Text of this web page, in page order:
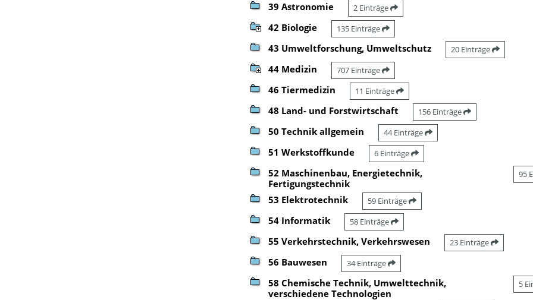
39 Astronomie 2 Einträge
42 Biologie 135 Einträge
43 Umweltforschung, Umweltschutz 20 Einträge
44 Medizin 707 Einträge
46 Tiermedizin 11 Einträge
48 Land- und Forstwirtschaft 156 Einträge
50 Technik allgemein 44 Einträge
51 Werkstoffkunde 6 Einträge
52 Maschinenbau, Energietechnik,
Fertigungstechnik
95
53 Elektrotechnik 59 Einträge
54 Informatik 58 Einträge
55 Verkehrstechnik, Verkehrswesen 23 Einträge
56 Bauwesen 34 Einträge
58 Chemische Technik, Umwelttechnik,
verschiedene Technologien
5